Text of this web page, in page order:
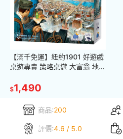
【滿千免運】紐約1901 好遊戲
桌遊專賣 策略桌遊 大富翁 地產
戲 家庭桌遊
$1,490
商品:200
評價:4.6 / 5.0